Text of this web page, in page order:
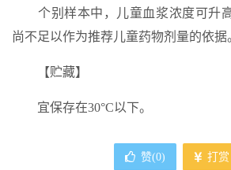
个别样本中，儿童血浆浓度可升高
尚不足以作为推荐儿童药物剂量的依据
【贮藏】
宜保存在30°C以下。
赞(0) 打赏